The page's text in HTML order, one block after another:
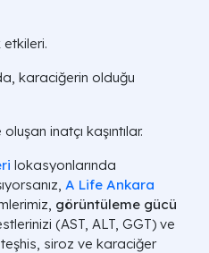
karaciğerin olduğu
inatçı kaşıntılar.
lokasyonlarında
A Life Ankara
görüntüleme gücü
(AST, ALT, GGT) ve
siroz ve karaciğer